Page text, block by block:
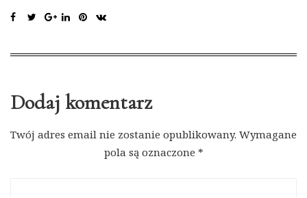
Dodaj komentarz
Twój adres email nie zostanie opublikowany. Wymagane
pola są oznaczone *